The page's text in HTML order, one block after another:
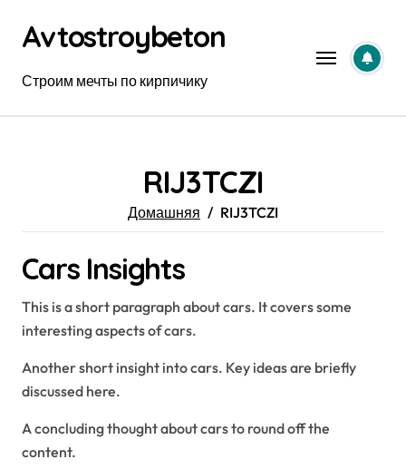
содержанию
Avtostroybeton
Строим мечты по кирпичику
RIJ3TCZI
Домашняя RIJ3TCZI
Cars Insights
This is a short paragraph about cars. It covers some
interesting aspects of cars.
Another short insight into cars. Key ideas are briefly
discussed here.
A concluding thought about cars to round off the
content.